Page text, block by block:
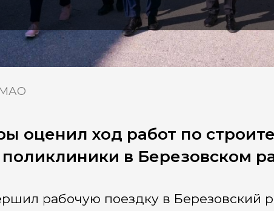
оценил ход работ по
в Березовском
рабочую поездку в Березовский